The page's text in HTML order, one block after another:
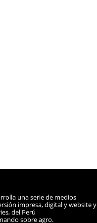
una serie de medios
impresa, digital y website y
del Perú
sobre agro.